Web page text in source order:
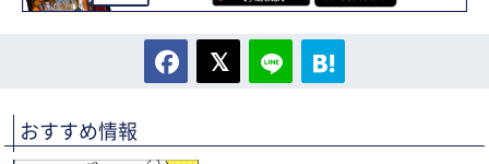
おすすめ情報